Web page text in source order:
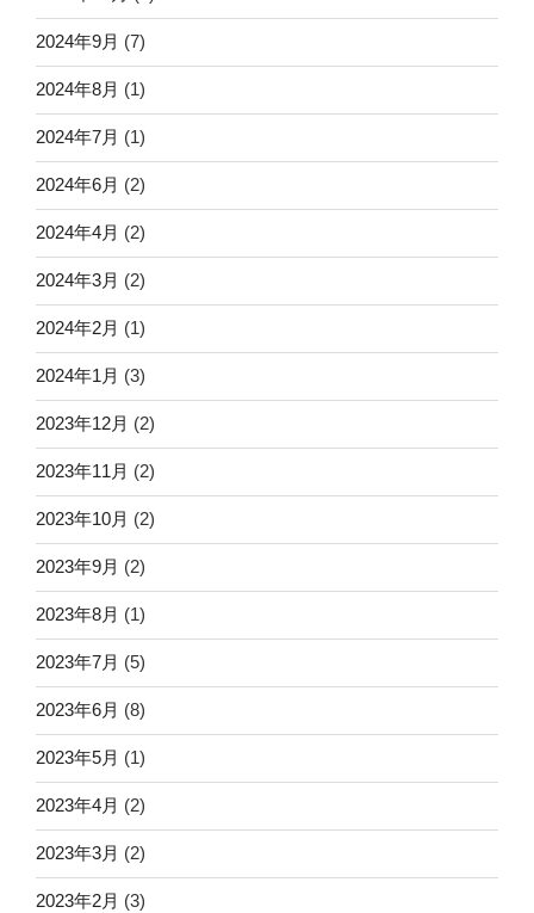
2024年9月 (7)
2024年8月 (1)
2024年7月 (1)
2024年6月 (2)
2024年4月 (2)
2024年3月 (2)
2024年2月 (1)
2024年1月 (3)
2023年12月 (2)
2023年11月 (2)
2023年10月 (2)
2023年9月 (2)
2023年8月 (1)
2023年7月 (5)
2023年6月 (8)
2023年5月 (1)
2023年4月 (2)
2023年3月 (2)
2023年2月 (3)